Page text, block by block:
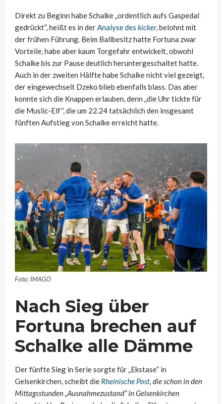
Direkt zu Beginn habe Schalke „ordentlich aufs Gaspedal
gedrückt“, heißt es in derAnalyse des kicker, belohnt mit
der frühen Führung. Beim Ballbesitz hatte Fortuna zwar
Vorteile, habe aber kaum Torgefahr entwickelt, obwohl
Schalke bis zur Pause deutlich heruntergeschaltet hatte.
Auch in der zweiten Hälfte habe Schalke nicht viel gezeigt,
der eingewechselt Dzeko blieb ebenfalls blass. Das aber
konnte sich die Knappen erlauben, denn „die Uhr tickte für
die Muslic-Elf“, die um 22.24 tatsächlich den insgesamt
fünften Aufstieg von Schalke erreicht hatte.
Foto: IMAGO
Nach Sieg über
Fortuna brechen auf
Schalke alle Dämme
Der fünfte Sieg in Serie sorgte für „Ekstase“ in
Gelsenkirchen, scheibt die Rheinische Post, die schon in den
Mittagsstunden „Ausnahmezustand“ in Gelsenkirchen